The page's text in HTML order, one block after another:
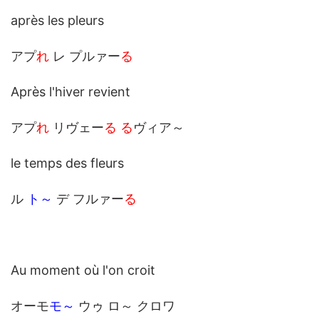
après les pleurs
アプれ レ プルァーる
Après l'hiver revient
アプれ リヴェーる るヴィア～
le temps des fleurs
ル ト～ デ フルァーる
Au moment où l'on croit
オーモモ～ ウゥ ロ～ クロワ